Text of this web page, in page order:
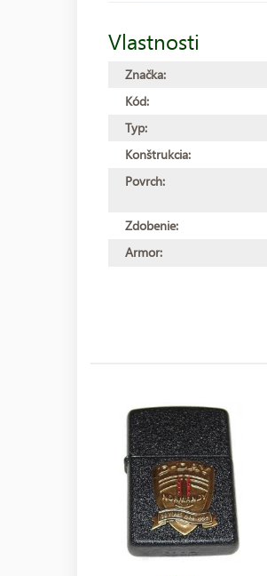
Vlastnosti
Značka:
Kód:
Typ:
Konštrukcia:
Povrch:
Zdobenie:
Armor: